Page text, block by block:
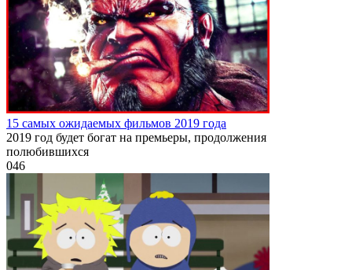
15 самых ожидаемых фильмов 2019 года
2019 год будет богат на премьеры, продолжения
полюбившихся
046